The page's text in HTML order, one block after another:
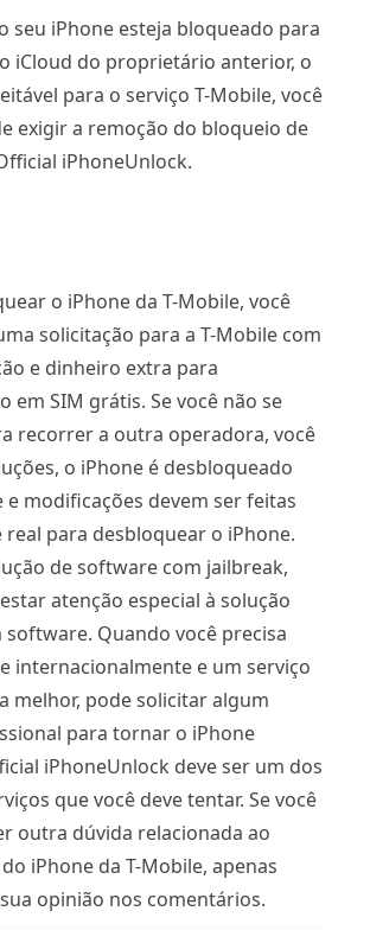
seu iPhone esteja bloqueado para
iCloud do proprietário anterior, o
para o serviço T-Mobile, você
exigir a remoção do bloqueio de
iPhoneUnlock.
o iPhone da T-Mobile, você
solicitação para a T-Mobile com
e dinheiro extra para
em SIM grátis. Se você não se
recorrer a outra operadora, você
o iPhone é desbloqueado
modificações devem ser feitas
para desbloquear o iPhone.
de software com jailbreak,
atenção especial à solução
Quando você precisa
internacionalmente e um serviço
melhor, pode solicitar algum
para tornar o iPhone
iPhoneUnlock deve ser um dos
que você deve tentar. Se você
outra dúvida relacionada ao
iPhone da T-Mobile, apenas
opinião nos comentários.